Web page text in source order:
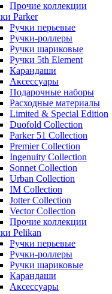
Прочие коллекции
Parker
Ручки перьевые
Ручки-роллеры
Ручки шариковые
Ручки 5th Element
Карандаши
Аксессуары
Подарочные наборы
Расходные материалы
Limited & Special Edition
Duofold Collection
Parker 51 Collection
Premier Collection
Ingenuity Collection
Sonnet Collection
Urban Collection
IM Collection
Jotter Collection
Vector Collection
Прочие коллекции
Pelikan
Ручки перьевые
Ручки-роллеры
Ручки шариковые
Карандаши
Аксессуары